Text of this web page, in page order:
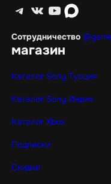
Telegram ВКонтакте YouTube max
Сотрудничество
магазин
Каталог Sony Турция
Каталог Sony Индия
Каталог Xbox
Подписки
Скидки